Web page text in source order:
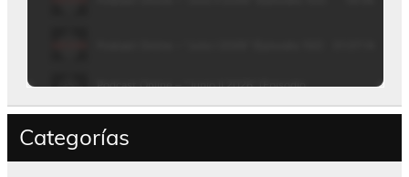
Categorías